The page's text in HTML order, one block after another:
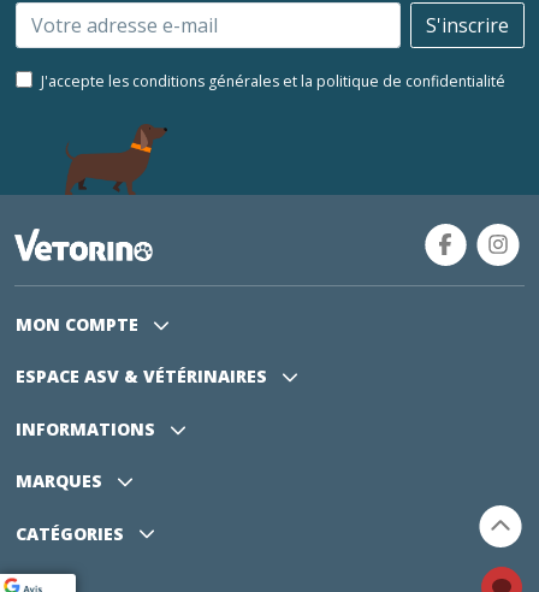
Email S'inscrire
J'accepte les conditions générales et la politique de confidentialité
MON COMPTE
ESPACE ASV & VÉTÉRINAIRES
INFORMATIONS
MARQUES
CATÉGORIES